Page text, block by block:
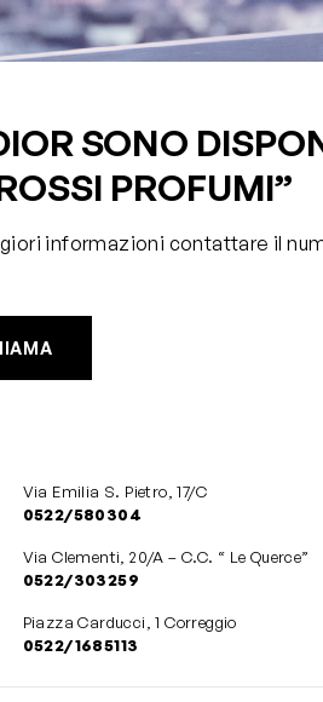
SONO
PROFUMI”
informazioni contattare il
Via Emilia S. Pietro, 17/C
0522/580304
Via Clementi, 20/A – C.C. “ Le Querce”
0522/303259
Piazza Carducci, 1 Correggio
0522/1685113